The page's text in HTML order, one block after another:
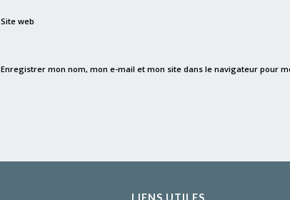
Site web
Enregistrer mon nom, mon e-mail et mon site dans le navigateur pour